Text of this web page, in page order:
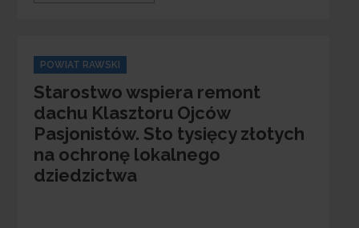
Categories
POWIAT RAWSKI
Starostwo wspiera remont
dachu Klasztoru Ojców
Pasjonistów. Sto tysięcy złotych
na ochronę lokalnego
dziedzictwa